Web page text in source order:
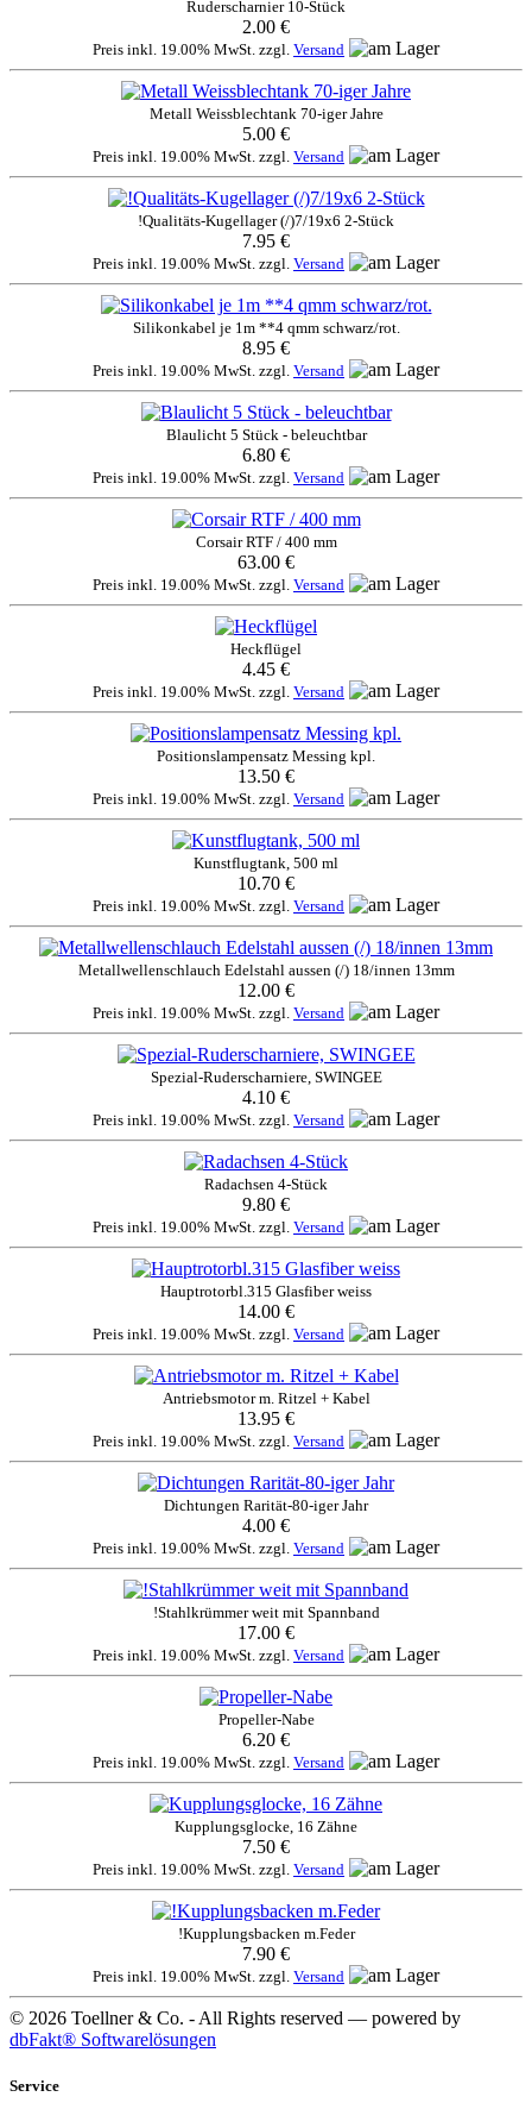
Ruderscharnier 10-Stück
2.00 €
Preis inkl. 19.00% MwSt. zzgl. Versand
Metall Weissblechtank 70-iger Jahre
5.00 €
Preis inkl. 19.00% MwSt. zzgl. Versand
!Qualitäts-Kugellager (/)7/19x6 2-Stück
7.95 €
Preis inkl. 19.00% MwSt. zzgl. Versand
Silikonkabel je 1m **4 qmm schwarz/rot.
8.95 €
Preis inkl. 19.00% MwSt. zzgl. Versand
Blaulicht 5 Stück - beleuchtbar
6.80 €
Preis inkl. 19.00% MwSt. zzgl. Versand
Corsair RTF / 400 mm
63.00 €
Preis inkl. 19.00% MwSt. zzgl. Versand
Heckflügel
4.45 €
Preis inkl. 19.00% MwSt. zzgl. Versand
Positionslampensatz Messing kpl.
13.50 €
Preis inkl. 19.00% MwSt. zzgl. Versand
Kunstflugtank, 500 ml
10.70 €
Preis inkl. 19.00% MwSt. zzgl. Versand
Metallwellenschlauch Edelstahl aussen (/) 18/innen 13mm
12.00 €
Preis inkl. 19.00% MwSt. zzgl. Versand
Spezial-Ruderscharniere, SWINGEE
4.10 €
Preis inkl. 19.00% MwSt. zzgl. Versand
Radachsen 4-Stück
9.80 €
Preis inkl. 19.00% MwSt. zzgl. Versand
Hauptrotorbl.315 Glasfiber weiss
14.00 €
Preis inkl. 19.00% MwSt. zzgl. Versand
Antriebsmotor m. Ritzel + Kabel
13.95 €
Preis inkl. 19.00% MwSt. zzgl. Versand
Dichtungen Rarität-80-iger Jahr
4.00 €
Preis inkl. 19.00% MwSt. zzgl. Versand
!Stahlkrümmer weit mit Spannband
17.00 €
Preis inkl. 19.00% MwSt. zzgl. Versand
Propeller-Nabe
6.20 €
Preis inkl. 19.00% MwSt. zzgl. Versand
Kupplungsglocke, 16 Zähne
7.50 €
Preis inkl. 19.00% MwSt. zzgl. Versand
!Kupplungsbacken m.Feder
7.90 €
Preis inkl. 19.00% MwSt. zzgl. Versand
© 2026 Toellner & Co. - All Rights reserved — powered by
dbFakt® Softwarelösungen
Service